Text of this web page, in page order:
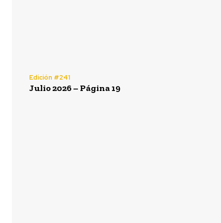
Edición #241
Julio 2026 – Página 19